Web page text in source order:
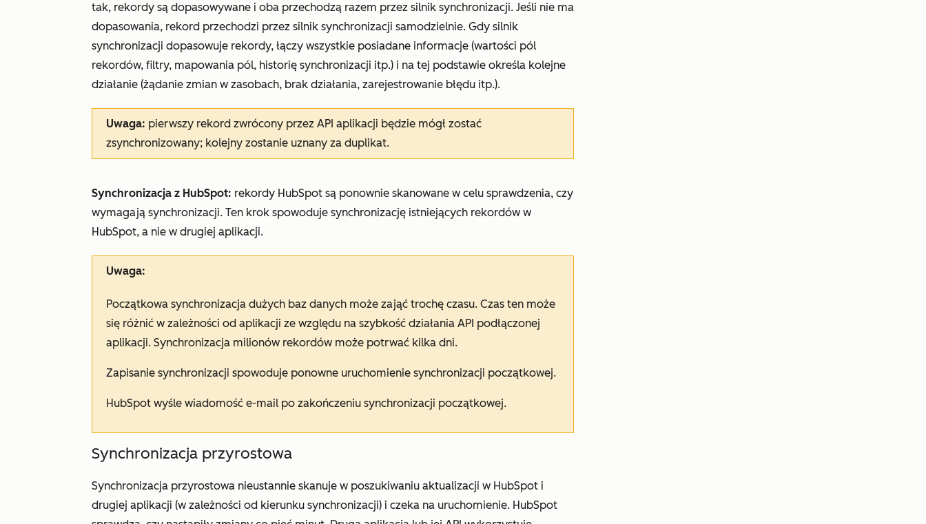
tak, rekordy są dopasowywane i oba przechodzą razem przez silnik synchronizacji. Jeśli nie ma
dopasowania, rekord przechodzi przez silnik synchronizacji samodzielnie. Gdy silnik
synchronizacji dopasowuje rekordy, łączy wszystkie posiadane informacje (wartości pól
rekordów, filtry, mapowania pól, historię synchronizacji itp.) i na tej podstawie określa kolejne
działanie (żądanie zmian w zasobach, brak działania, zarejestrowanie błędu itp.).
Uwaga: pierwszy rekord zwrócony przez API aplikacji będzie mógł zostać
zsynchronizowany; kolejny zostanie uznany za duplikat.
Synchronizacja z HubSpot: rekordy HubSpot są ponownie skanowane w celu sprawdzenia, czy
wymagają synchronizacji. Ten krok spowoduje synchronizację istniejących rekordów w
HubSpot, a nie w drugiej aplikacji.
Uwaga:
Początkowa synchronizacja dużych baz danych może zająć trochę czasu. Czas ten może
się różnić w zależności od aplikacji ze względu na szybkość działania API podłączonej
aplikacji. Synchronizacja milionów rekordów może potrwać kilka dni.
Zapisanie synchronizacji spowoduje ponowne uruchomienie synchronizacji początkowej.
HubSpot wyśle wiadomość e-mail po zakończeniu synchronizacji początkowej.
Synchronizacja przyrostowa
Synchronizacja przyrostowa nieustannie skanuje w poszukiwaniu aktualizacji w HubSpot i
drugiej aplikacji (w zależności od kierunku synchronizacji) i czeka na uruchomienie. HubSpot